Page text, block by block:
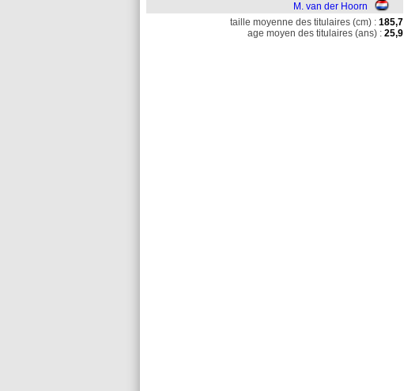
M. van der Hoorn
taille moyenne des titulaires (cm) : 185,7
age moyen des titulaires (ans) : 25,9